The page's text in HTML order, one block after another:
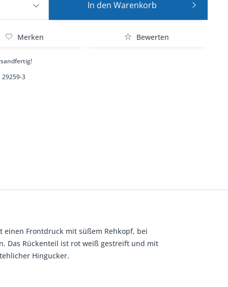
In den Warenkorb
Merken Bewerten
29259-3
einen Frontdruck mit süßem Rehkopf, bei
Das Rückenteil ist rot weiß gestreift und mit
Hingucker.